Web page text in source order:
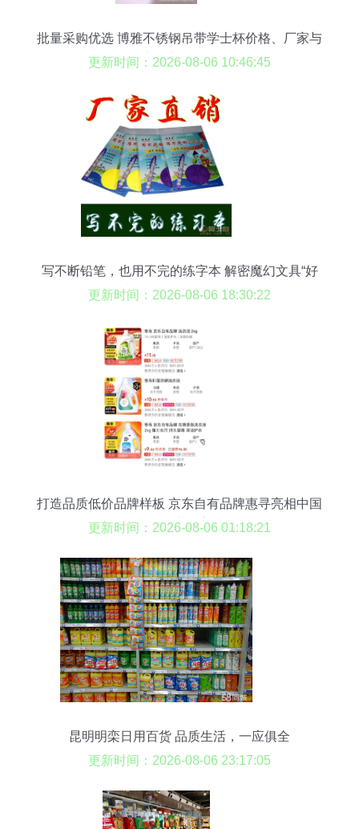
批量采购优选 博雅不锈钢吊带学士杯价格、厂家与
产品实拍解析
更新时间：2026-08-06 10:46:45
写不断铅笔，也用不完的练字本 解密魔幻文具“好
来星”万次书写黑科技
更新时间：2026-08-06 18:30:22
打造品质低价品牌样板 京东自有品牌惠寻亮相中国
日用百货商品交易会
更新时间：2026-08-06 01:18:21
昆明明栾日用百货 品质生活，一应俱全
更新时间：2026-08-06 23:17:05